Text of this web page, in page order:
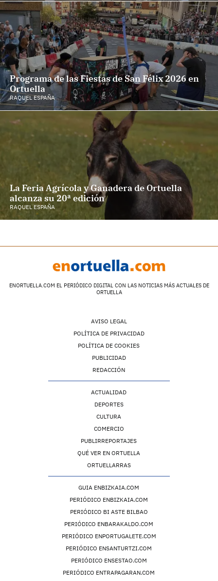
Programa de las Fiestas de San Félix 2026 en
Ortuella
RAQUEL ESPAÑA
La Feria Agrícola y Ganadera de Ortuella
alcanza su 20ª edición
RAQUEL ESPAÑA
ENORTUELLA.COM EL PERIÓDICO DIGITAL CON LAS NOTICIAS MÁS ACTUALES DE
ORTUELLA
AVISO LEGAL
POLÍTICA DE PRIVACIDAD
POLÍTICA DE COOKIES
PUBLICIDAD
REDACCIÓN
ACTUALIDAD
DEPORTES
CULTURA
COMERCIO
PUBLIRREPORTAJES
QUÉ VER EN ORTUELLA
ORTUELLARRAS
GUIA ENBIZKAIA.COM
PERIÓDICO ENBIZKAIA.COM
PERIÓDICO BI ASTE BILBAO
PERIÓDICO ENBARAKALDO.COM
PERIÓDICO ENPORTUGALETE.COM
PERIÓDICO ENSANTURTZI.COM
PERIÓDICO ENSESTAO.COM
PERIÓDICO ENTRAPAGARAN.COM